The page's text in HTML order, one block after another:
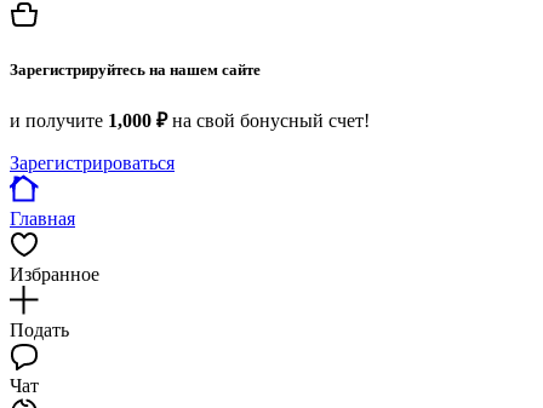
Зарегистрируйтесь на нашем сайте
и получите 1,000 ₽на свой бонусный счет!
Зарегистрироваться
Главная
Избранное
Подать
Чат